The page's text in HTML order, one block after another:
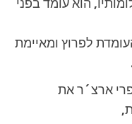
לפרוץ ומאיימת
ארצ´ר את